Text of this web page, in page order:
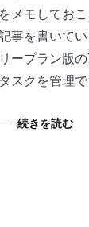
メモしてお
事を書いて
ープラン版
スクを管理
続きを読む